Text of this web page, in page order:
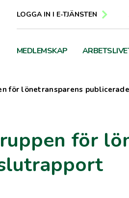
LOGGA IN I E-TJÄNSTEN
MEDLEMSKAP
för lönetransparens
för